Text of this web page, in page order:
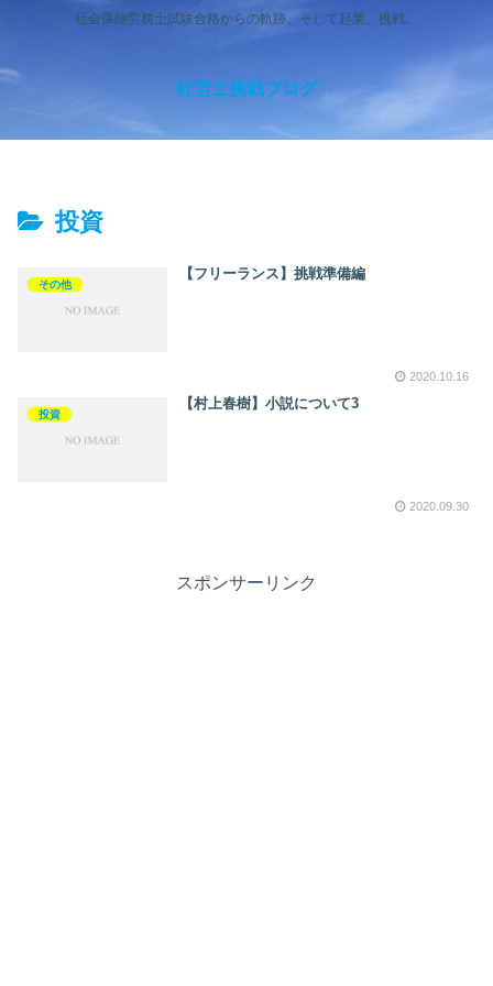
社会保険労務士試験合格からの軌跡、そして起業、挑戦。
社労士挑戦ブログ
投資
その他
【フリーランス】挑戦準備編
2020.10.16
投資
【村上春樹】小説について3
2020.09.30
スポンサーリンク